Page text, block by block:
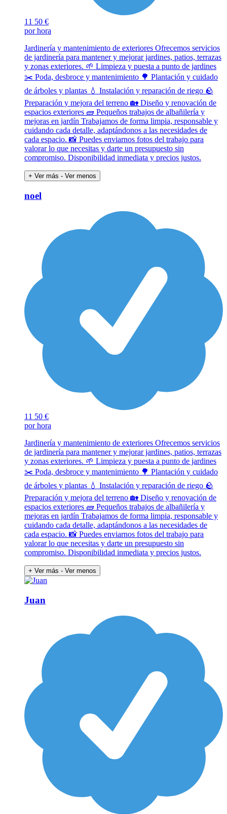
11 50 €
por hora
Jardinería y mantenimiento de exteriores Ofrecemos servicios
de jardinería para mantener y mejorar jardines, patios, terrazas
y zonas exteriores. 🌱 Limpieza y puesta a punto de jardines
✂️ Poda, desbroce y mantenimiento 🌳 Plantación y cuidado
de árboles y plantas 💧 Instalación y reparación de riego 🪨
Preparación y mejora del terreno 🏡 Diseño y renovación de
espacios exteriores 🧱 Pequeños trabajos de albañilería y
mejoras en jardín Trabajamos de forma limpia, responsable y
cuidando cada detalle, adaptándonos a las necesidades de
cada espacio. 📸 Puedes enviarnos fotos del trabajo para
valorar lo que necesitas y darte un presupuesto sin
compromiso. Disponibilidad inmediata y precios justos.
+ Ver más - Ver menos
noel
11 50 €
por hora
Jardinería y mantenimiento de exteriores Ofrecemos servicios
de jardinería para mantener y mejorar jardines, patios, terrazas
y zonas exteriores. 🌱 Limpieza y puesta a punto de jardines
✂️ Poda, desbroce y mantenimiento 🌳 Plantación y cuidado
de árboles y plantas 💧 Instalación y reparación de riego 🪨
Preparación y mejora del terreno 🏡 Diseño y renovación de
espacios exteriores 🧱 Pequeños trabajos de albañilería y
mejoras en jardín Trabajamos de forma limpia, responsable y
cuidando cada detalle, adaptándonos a las necesidades de
cada espacio. 📸 Puedes enviarnos fotos del trabajo para
valorar lo que necesitas y darte un presupuesto sin
compromiso. Disponibilidad inmediata y precios justos.
+ Ver más - Ver menos
Juan